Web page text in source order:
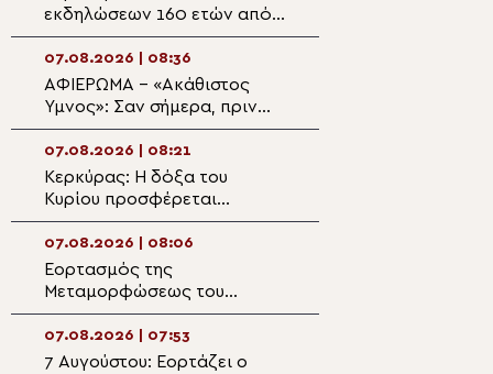
εκδηλώσεων 160 ετών από
την Αρκαδική Εθελοθυσία
07.08.2026 | 08:36
ΑΦΙΕΡΩΜΑ – «Ακάθιστος
Ύμνος»: Σαν σήμερα, πριν
1400 χρόνια, η πρώτη
ψαλμώδηση της θεοπρεπούς
προσευχής της Εκκλησίας
07.08.2026 | 08:21
Κερκύρας: Η δόξα του
Κυρίου προσφέρεται
καθημερινά μέσα από το
υπέρτατο Μυστήριο της
Θείας Ευχαριστίας
07.08.2026 | 08:06
Εορτασμός της
Μεταμορφώσεως του
Σωτήρος στην Ιερά
Αρχιεπισκοπή Θυατείρων
07.08.2026 | 07:53
7 Αυγούστου: Εορτάζει ο